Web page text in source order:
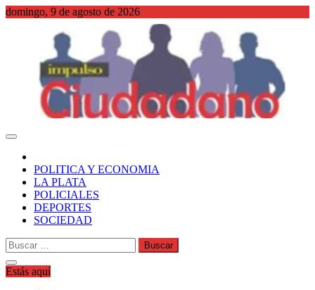
Saltar
domingo, 9 de agosto de 2026
POLITICA Y ECONOMIA
LA PLATA
POLICIALES
DEPORTES
SOCIEDAD
Buscar:
Estás aquí